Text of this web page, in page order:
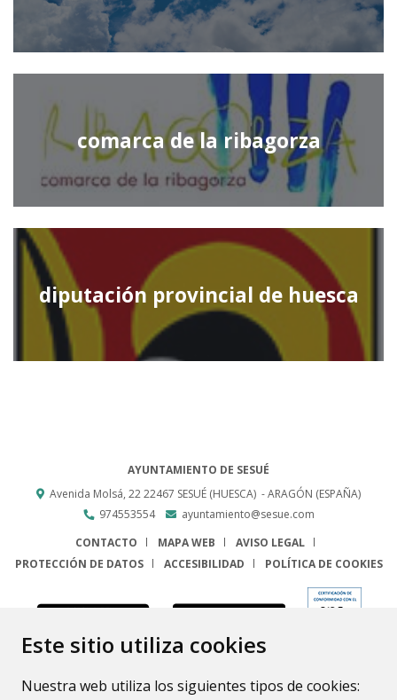
Este sitio utiliza cookies
Nuestra web utiliza los siguientes tipos de cookies:
comarca de la ribagorza
diputación provincial de huesca
AYUNTAMIENTO DE SESUÉ
Avenida Molsá, 2222467 SESUÉ (HUESCA) - ARAGÓN (ESPAÑA)
974553554
ayuntamiento@sesue.com
CONTACTO
MAPA WEB
AVISO LEGAL
PROTECCIÓN DE DATOS
ACCESIBILIDAD POLÍTICA DE COOKIES